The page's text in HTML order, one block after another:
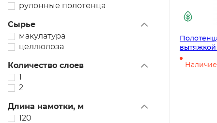
рулонные полотенца
Сырье
макулатура
целлюлоза
Количество слоев
1
2
Длина намотки, м
120
вытяжкой
KP105, 1-
6